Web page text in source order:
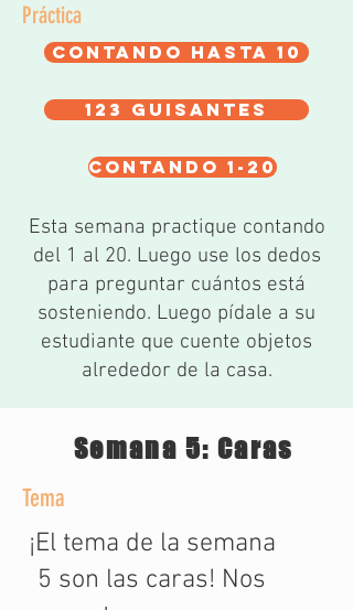
Práctica
Contando hasta 10
123 guisantes
contando 1-20
Esta semana practique contando
del 1 al 20. Luego use los dedos
para preguntar cuántos está
sosteniendo. Luego pídale a su
estudiante que cuente objetos
alrededor de la casa.
Semana 5: Caras
Tema
¡El tema de la semana
5 son las caras! Nos